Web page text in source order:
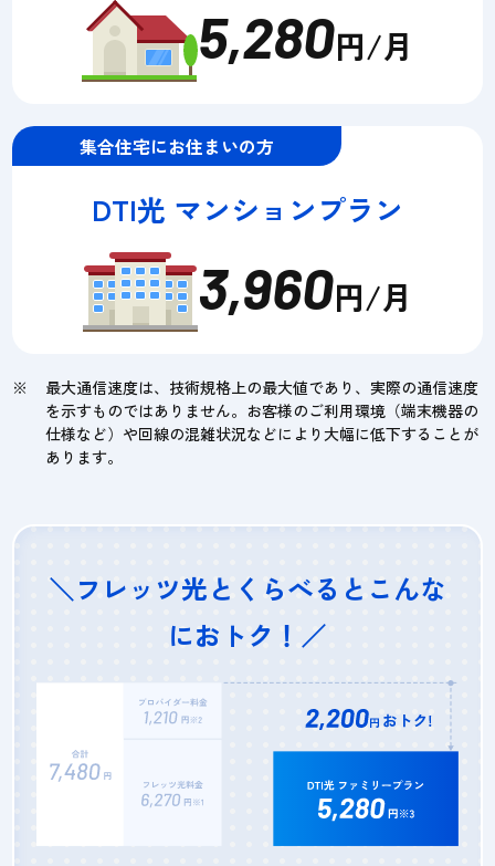
5,280円/月
集合住宅にお住まいの方
DTI光 マンションプラン
3,960円/月
最大通信速度は、技術規格上の最大値であり、実際の通信速度
を示すものではありません。お客様のご利用環境（端末機器の
仕様など）や回線の混雑状況などにより大幅に低下することが
あります。
＼フレッツ光とくらべるとこんな
におトク！／